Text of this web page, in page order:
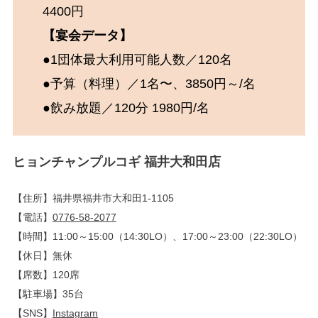
4400円
【宴会データ】
●1団体最大利用可能人数／120名
●予算（料理）／1名〜、3850円～/名
●飲み放題／120分 1980円/名
ヒョンチャンプルコギ 福井大和田店
【住所】福井県福井市大和田1-1105
【電話】 0776-58-2077
【時間】11:00～15:00（14:30LO）、17:00～23:00（22:30LO）
【休日】無休
【席数】120席
【駐車場】35台
【SNS】 Instagram